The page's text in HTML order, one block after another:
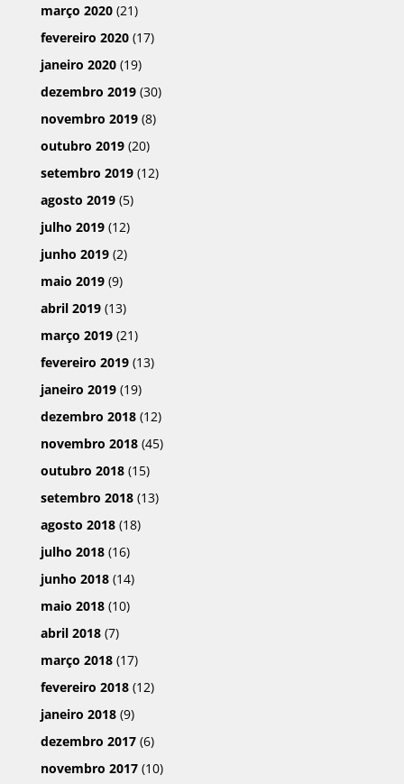
março 2020(21)
fevereiro 2020(17)
janeiro 2020(19)
dezembro 2019(30)
novembro 2019(8)
outubro 2019(20)
setembro 2019(12)
agosto 2019(5)
julho 2019(12)
junho 2019(2)
maio 2019(9)
abril 2019(13)
março 2019(21)
fevereiro 2019(13)
janeiro 2019(19)
dezembro 2018(12)
novembro 2018(45)
outubro 2018(15)
setembro 2018(13)
agosto 2018(18)
julho 2018(16)
junho 2018(14)
maio 2018(10)
abril 2018(7)
março 2018(17)
fevereiro 2018(12)
janeiro 2018(9)
dezembro 2017(6)
novembro 2017(10)